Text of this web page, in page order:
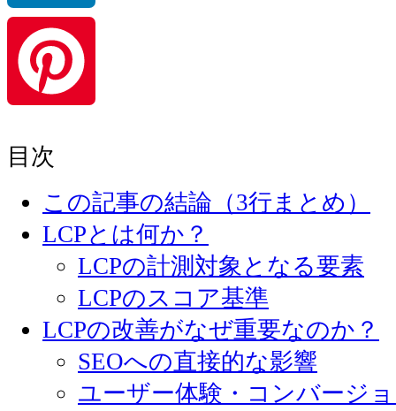
LinkedIn
目次
この記事の結論（3行まとめ）
LCPとは何か？
LCPの計測対象となる要素
LCPのスコア基準
LCPの改善がなぜ重要なのか？
SEOへの直接的な影響
ユーザー体験・コンバージ